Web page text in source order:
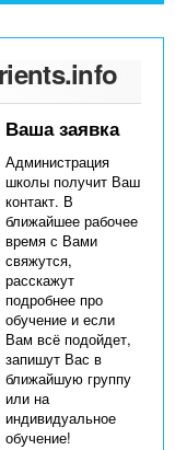
Ваша заявка
Администрация
школы получит Ваш
контакт. В
ближайшее рабочее
время с Вами
свяжутся,
расскажут
подробнее про
обучение и если
Вам всё подойдет,
запишут Вас в
ближайшую группу
или на
индивидуальное
обучение!